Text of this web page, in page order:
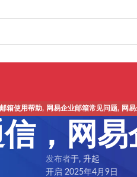
箱使用帮助, 网易企业邮箱常见问题, 网
，网
发布者于, 升起
开启 2025年4月9日